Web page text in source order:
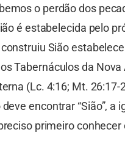
o perdão dos
é estabelecida pelo
Sião
Tabernáculos da
(Lc. 4:16; Mt.
encontrar “Sião”,
primeiro